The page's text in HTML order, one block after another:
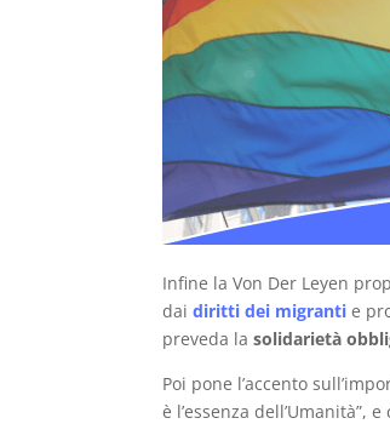
Infine la Von Der Leyen
dai diritti dei migranti e
preveda lasolidarietà
Poi pone l’accento
è l’essenza dell’Umanità”,